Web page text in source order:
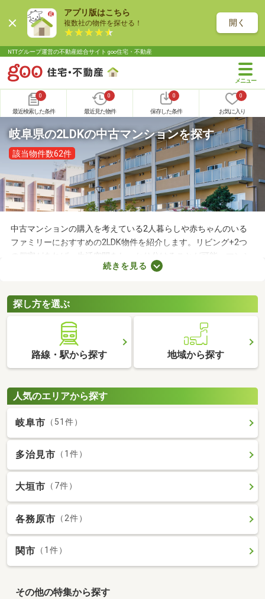
アプリ版はこちら
複数社の物件を探せる！ 開く
NTTグループ運営の不動産総合サイト goo住宅・不動産
0
最近検索した条件
0
最近見た物件
0
保存した条件
0
お気に入り
岐阜県の2LDKの中古マンションを探す
該当物件数62件
中古マンションの購入を考えている2人暮らしや赤ちゃんのいる
ファミリーにおすすめの2LDK物件を紹介します。リビング+2つ
の個室があれば、生活空間をしっかり分けることが可能。マンシ
ョンによってお部屋の広さや設備、購入費用が変わるので、複数
て、希望にぴったりなお部屋を購入しましょう。
続きを見る
探し方を選ぶ
路線・駅から探す 地域から探す
人気のエリアから探す
岐阜市 （51件）
多治見市 （1件）
大垣市 （7件）
各務原市 （2件）
関市 （1件）
その他の特集から探す